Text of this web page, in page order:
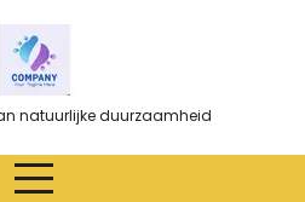
natuurlijke duurzaamheid